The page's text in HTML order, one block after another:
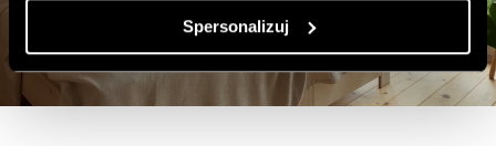
Spersonalizuj